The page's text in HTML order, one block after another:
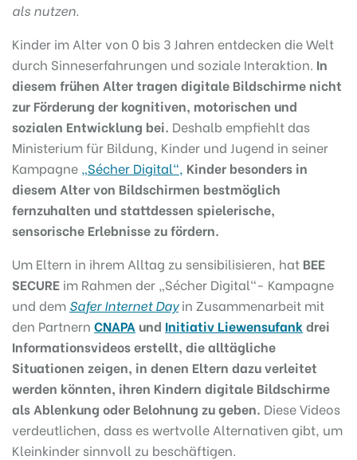
als nutzen.
Kinder im Alter von 0 bis 3 Jahren entdecken die Welt
durch Sinneserfahrungen und soziale Interaktion. In
diesem frühen Alter tragen digitale Bildschirme nicht
zur Förderung der kognitiven, motorischen und
sozialen Entwicklung bei. Deshalb empfiehlt das
Ministerium für Bildung, Kinder und Jugend in seiner
Kampagne „Sécher Digital“, Kinder besonders in
diesem Alter von Bildschirmen bestmöglich
fernzuhalten und stattdessen spielerische,
sensorische Erlebnisse zu fördern.
Um Eltern in ihrem Alltag zu sensibilisieren, hat BEE
SECURE im Rahmen der „Sécher Digital“- Kampagne
und dem Safer Internet Dayin Zusammenarbeit mit
den Partnern CNAPA und Initiativ Liewensufank drei
Informationsvideos erstellt, die alltägliche
Situationen zeigen, in denen Eltern dazu verleitet
werden könnten, ihren Kindern digitale Bildschirme
als Ablenkung oder Belohnung zu geben. Diese Videos
verdeutlichen, dass es wertvolle Alternativen gibt, um
Kleinkinder sinnvoll zu beschäftigen.